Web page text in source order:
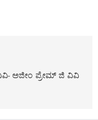
ಅಜೀಂ ಪ್ರೇಮ್ ಜಿ ವಿವಿ